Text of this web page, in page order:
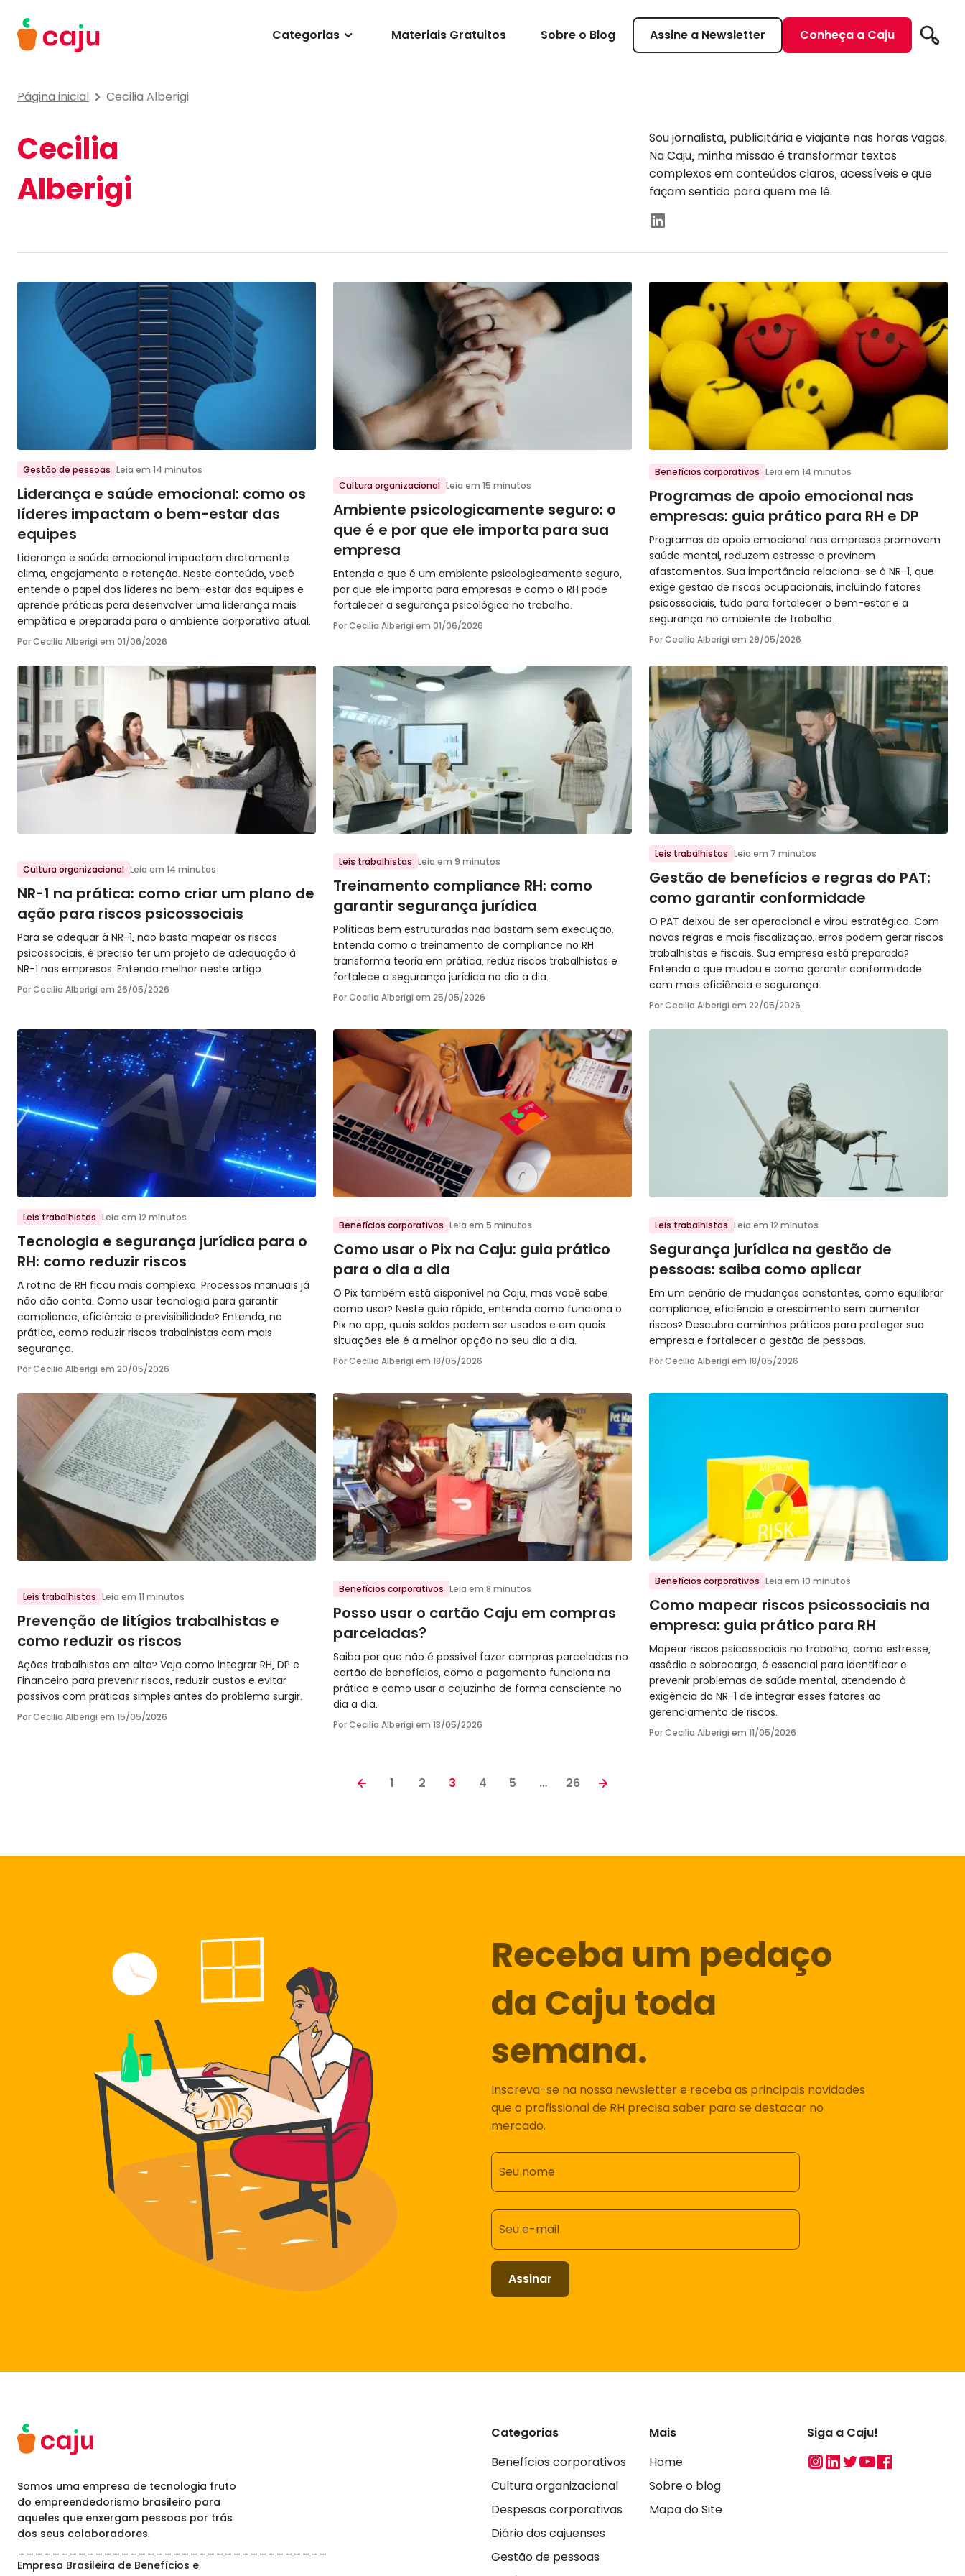
Menu Principal
Categorias Materiais Gratuitos Sobre o Blog Assine a Newsletter Conheça a Caju
Página inicial Cecilia Alberigi
Cecilia
Alberigi
Sou jornalista, publicitária e viajante nas horas vagas.
Na Caju, minha missão é transformar textos
complexos em conteúdos claros, acessíveis e que
façam sentido para quem me lê.
Linkedin
Ir para o post
Gestão de pessoas Leia em 14 minutos
Liderança e saúde emocional: como os
líderes impactam o bem-estar das
equipes
Liderança e saúde emocional impactam diretamente
clima, engajamento e retenção. Neste conteúdo, você
entende o papel dos líderes no bem-estar das equipes e
aprende práticas para desenvolver uma liderança mais
empática e preparada para o ambiente corporativo atual.
Por Cecilia Alberigi em 01/06/2026
Cultura organizacional Leia em 15 minutos
Ambiente psicologicamente seguro: o
que é e por que ele importa para sua
empresa
Entenda o que é um ambiente psicologicamente seguro,
por que ele importa para empresas e como o RH pode
fortalecer a segurança psicológica no trabalho.
Por Cecilia Alberigi em 01/06/2026
Benefícios corporativos Leia em 14 minutos
Programas de apoio emocional nas
empresas: guia prático para RH e DP
Programas de apoio emocional nas empresas promovem
saúde mental, reduzem estresse e previnem
afastamentos. Sua importância relaciona-se à NR-1, que
exige gestão de riscos ocupacionais, incluindo fatores
psicossociais, tudo para fortalecer o bem-estar e a
segurança no ambiente de trabalho.
Por Cecilia Alberigi em 29/05/2026
Cultura organizacional Leia em 14 minutos
NR-1 na prática: como criar um plano de
ação para riscos psicossociais
Para se adequar à NR-1, não basta mapear os riscos
psicossociais, é preciso ter um projeto de adequação à
NR-1 nas empresas. Entenda melhor neste artigo.
Por Cecilia Alberigi em 26/05/2026
Leis trabalhistas Leia em 9 minutos
Treinamento compliance RH: como
garantir segurança jurídica
Políticas bem estruturadas não bastam sem execução.
Entenda como o treinamento de compliance no RH
transforma teoria em prática, reduz riscos trabalhistas e
fortalece a segurança jurídica no dia a dia.
Por Cecilia Alberigi em 25/05/2026
Ir para o post
Leis trabalhistas Leia em 7 minutos
Gestão de benefícios e regras do PAT:
como garantir conformidade
O PAT deixou de ser operacional e virou estratégico. Com
novas regras e mais fiscalização, erros podem gerar riscos
trabalhistas e fiscais. Sua empresa está preparada?
Entenda o que mudou e como garantir conformidade
com mais eficiência e segurança.
Por Cecilia Alberigi em 22/05/2026
Ir para o post
Leis trabalhistas Leia em 12 minutos
Tecnologia e segurança jurídica para o
RH: como reduzir riscos
A rotina de RH ficou mais complexa. Processos manuais já
não dão conta. Como usar tecnologia para garantir
compliance, eficiência e previsibilidade? Entenda, na
prática, como reduzir riscos trabalhistas com mais
segurança.
Por Cecilia Alberigi em 20/05/2026
Benefícios corporativos Leia em 5 minutos
Como usar o Pix na Caju: guia prático
para o dia a dia
O Pix também está disponível na Caju, mas você sabe
como usar? Neste guia rápido, entenda como funciona o
Pix no app, quais saldos podem ser usados e em quais
situações ele é a melhor opção no seu dia a dia.
Por Cecilia Alberigi em 18/05/2026
Leis trabalhistas Leia em 12 minutos
Segurança jurídica na gestão de
pessoas: saiba como aplicar
Em um cenário de mudanças constantes, como equilibrar
compliance, eficiência e crescimento sem aumentar
riscos? Descubra caminhos práticos para proteger sua
empresa e fortalecer a gestão de pessoas.
Por Cecilia Alberigi em 18/05/2026
Leis trabalhistas Leia em 11 minutos
Prevenção de litígios trabalhistas e
como reduzir os riscos
Ações trabalhistas em alta? Veja como integrar RH, DP e
Financeiro para prevenir riscos, reduzir custos e evitar
passivos com práticas simples antes do problema surgir.
Por Cecilia Alberigi em 15/05/2026
Benefícios corporativos Leia em 8 minutos
Posso usar o cartão Caju em compras
parceladas?
Saiba por que não é possível fazer compras parceladas no
cartão de benefícios, como o pagamento funciona na
prática e como usar o cajuzinho de forma consciente no
dia a dia.
Por Cecilia Alberigi em 13/05/2026
Ir para o post
Benefícios corporativos Leia em 10 minutos
Como mapear riscos psicossociais na
empresa: guia prático para RH
Mapear riscos psicossociais no trabalho, como estresse,
assédio e sobrecarga, é essencial para identificar e
prevenir problemas de saúde mental, atendendo à
exigência da NR-1 de integrar esses fatores ao
gerenciamento de riscos.
Por Cecilia Alberigi em 11/05/2026
1 2 3 4 5 … 26
Receba um pedaço
da Caju toda
semana.
Inscreva-se na nossa newsletter e receba as principais novidades
que o profissional de RH precisa saber para se destacar no
mercado.
Seu nome
Seu e-mail
Assinar
Somos uma empresa de tecnologia fruto
do empreendedorismo brasileiro para
aqueles que enxergam pessoas por trás
dos seus colaboradores.
____________________________________
Empresa Brasileira de Benefícios e
Categorias
Benefícios corporativos
Cultura organizacional
Despesas corporativas
Diário dos cajuenses
Gestão de pessoas
Mais
Home
Sobre o blog
Mapa do Site
Siga a Caju!
Instagram
Linkedin
TwitterYoutubeFacebook